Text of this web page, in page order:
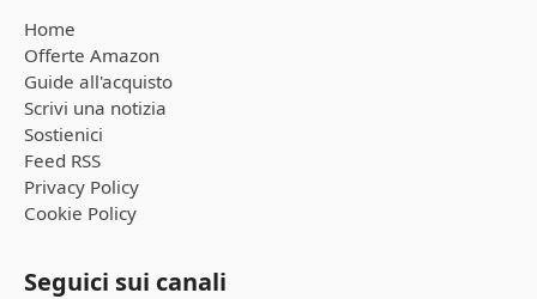
Home
Offerte Amazon
Guide all'acquisto
Scrivi una notizia
Sostienici
Feed RSS
Privacy Policy
Cookie Policy
Seguici sui canali